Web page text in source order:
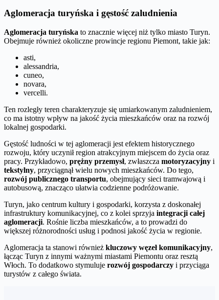
Aglomeracja turyńska i gęstość zaludnienia
Aglomeracja turyńska to znacznie więcej niż tylko miasto Turyn.
Obejmuje również okoliczne prowincje regionu Piemont, takie jak:
asti,
alessandria,
cuneo,
novara,
vercelli.
Ten rozległy teren charakteryzuje się umiarkowanym zaludnieniem,
co ma istotny wpływ na jakość życia mieszkańców oraz na rozwój
lokalnej gospodarki.
Gęstość ludności w tej aglomeracji jest efektem historycznego
rozwoju, który uczynił region atrakcyjnym miejscem do życia oraz
pracy. Przykładowo, prężny przemysł, zwłaszcza motoryzacyjny i
tekstylny, przyciągnął wielu nowych mieszkańców. Do tego,
rozwój publicznego transportu, obejmujący sieci tramwajową i
autobusową, znacząco ułatwia codzienne podróżowanie.
Turyn, jako centrum kultury i gospodarki, korzysta z doskonałej
infrastruktury komunikacyjnej, co z kolei sprzyja integracji całej
aglomeracji. Rośnie liczba mieszkańców, a to prowadzi do
większej różnorodności usług i podnosi jakość życia w regionie.
Aglomeracja ta stanowi również kluczowy węzeł komunikacyjny,
łącząc Turyn z innymi ważnymi miastami Piemontu oraz resztą
Włoch. To dodatkowo stymuluje rozwój gospodarczy i przyciąga
turystów z całego świata.